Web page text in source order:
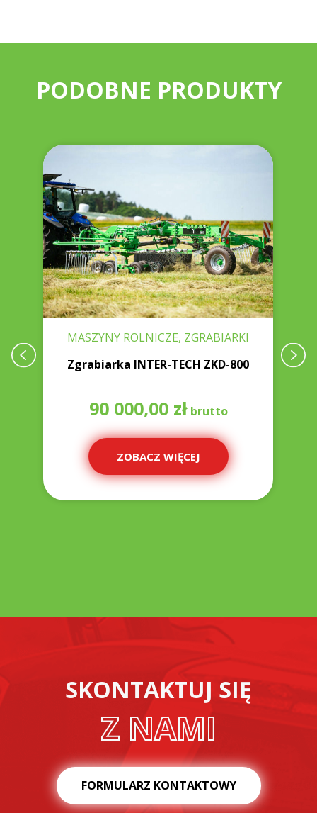
PODOBNE PRODUKTY
MASZYNY ROLNICZE, ZGRABIARKI
Zgrabiarka INTER-TECH ZKD-800
90 000,00 zł
ZOBACZ WIĘCEJ
SKONTAKTUJ SIĘ
Z NAMI
FORMULARZ KONTAKTOWY